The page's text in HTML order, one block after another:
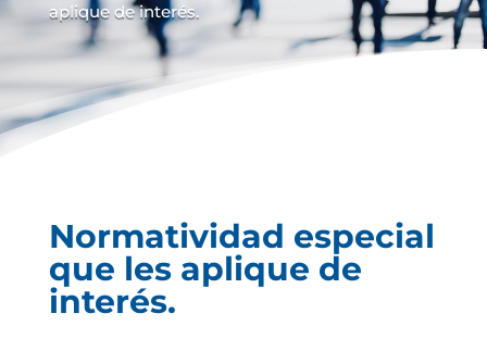
aplique de interés.
Normatividad especial
que les aplique de
interés.